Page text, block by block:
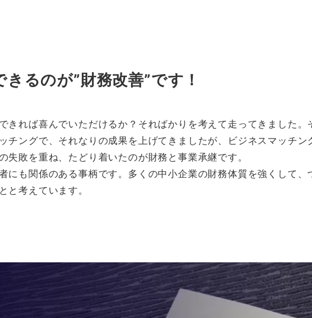
るのが”財務改善”です！
きれば喜んでいただけるか？そればかりを考えて走ってきました
チングで、それなりの成果を上げてきましたが、ビジネスマッチ
敗を重ね、たどり着いたのが財務と事業承継です。
にも関係のある事柄です。多くの中小企業の財務体質を強くして
と考えています。